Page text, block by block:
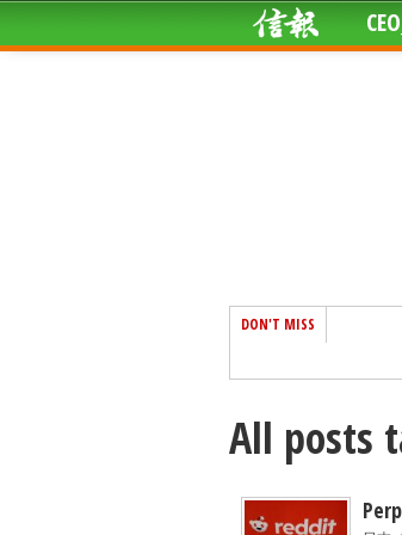
DON'T MISS
All posts